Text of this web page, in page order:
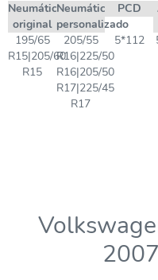
Neumático
original
Neumático
personalizado
PCD
195/65
R15|205/60
R15
205/55
R16|225/50
R16|205/50
R17|225/45
R17
5*112